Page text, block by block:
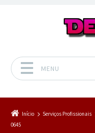
MENU
Início Serviços Profissionais
0645